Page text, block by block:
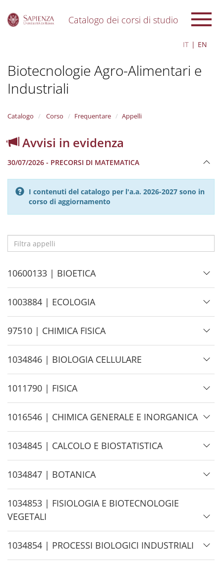
Catalogo dei corsi di studio
IT EN
Biotecnologie Agro-Alimentari e
Industriali
Catalogo Corso Frequentare Appelli
Avvisi in evidenza
30/07/2026 - PRECORSI DI MATEMATICA
I contenuti del catalogo per l'a.a. 2026-2027 sono in
corso di aggiornamento
H
i
d
e
10600133 | BIOETICA
H
i
d
e
1003884 | ECOLOGIA
H
i
d
e
97510 | CHIMICA FISICA
H
i
d
e
1034846 | BIOLOGIA CELLULARE
H
i
d
e
1011790 | FISICA
H
i
d
e
1016546 | CHIMICA GENERALE E INORGANICA
H
i
d
e
1034845 | CALCOLO E BIOSTATISTICA
H
i
d
e
1034847 | BOTANICA
H
i
d
e
1034853 | FISIOLOGIA E BIOTECNOLOGIE
VEGETALI
H
i
1034854 | PROCESSI BIOLOGICI INDUSTRIALI